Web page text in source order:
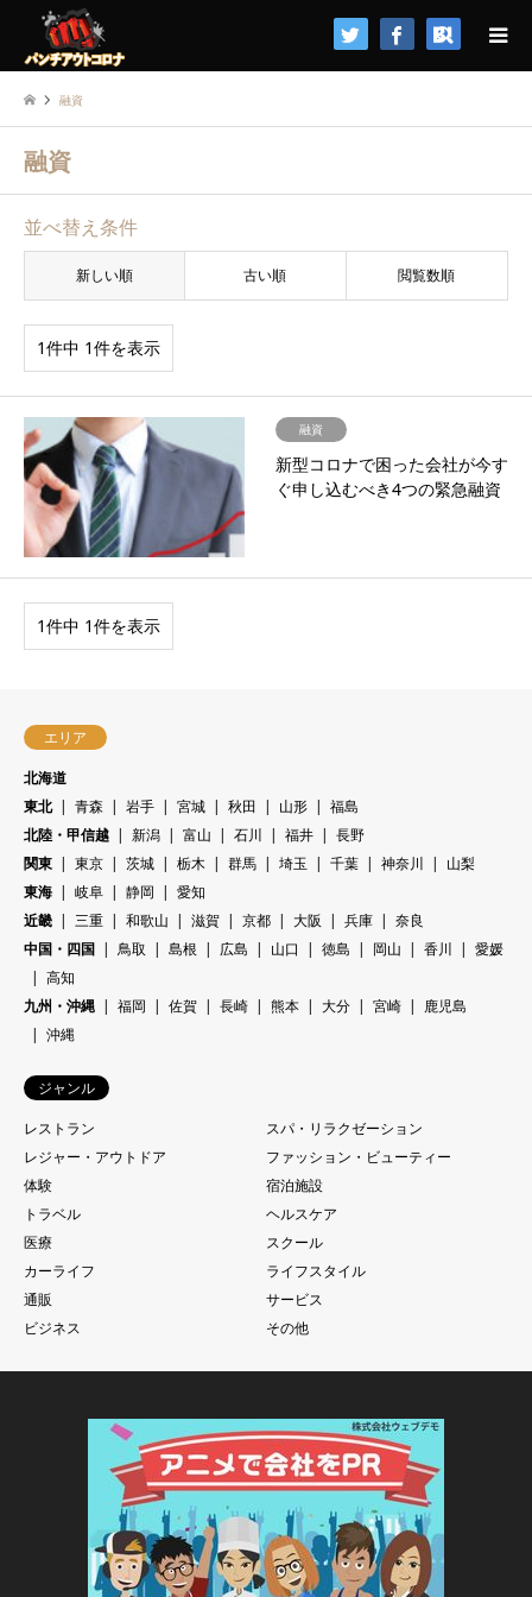
検索
融資
融資
並べ替え条件
新しい順 古い順 閲覧数順
1件中 1件を表示
融資
新型コロナで困った会社が今す
ぐ申し込むべき4つの緊急融資
1件中 1件を表示
エリア
北海道
東北
青森 岩手 宮城 秋田 山形
福島
北陸・甲信越
新潟 富山 石川 福井
長野
関東
東京 茨城 栃木 群馬 埼玉 千葉 神奈川
山梨
東海
岐阜 静岡
愛知
近畿
三重 和歌山 滋賀 京都 大阪 兵庫
奈良
中国・四国
鳥取 島根 広島 山口 徳島 岡山 香川
愛媛
高知
九州・沖縄
福岡 佐賀 長崎 熊本 大分 宮崎
鹿児島
沖縄
ジャンル
レストラン
スパ・リラクゼーション
レジャー・アウトドア
ファッション・ビューティー
体験
宿泊施設
トラベル
ヘルスケア
医療
スクール
カーライフ
ライフスタイル
通販
サービス
ビジネス
その他